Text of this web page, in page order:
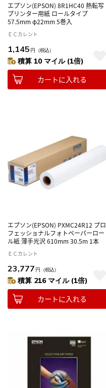
エプソン(EPSON) 8R1HC40 熱転写
プリンター用紙 ロールタイプ
57.5mm φ22mm 5巻入
ＥＣカレント
1,145 円 （税込）
積算 10 マイル (1倍)
カートに入れる
エプソン(EPSON) PXMC24R12 プロ
フェッショナルフォトペーパーロー
ル紙 薄手光沢 610mm 30.5m 1本
ＥＣカレント
23,777 円 （税込）
積算 216 マイル (1倍)
カートに入れる